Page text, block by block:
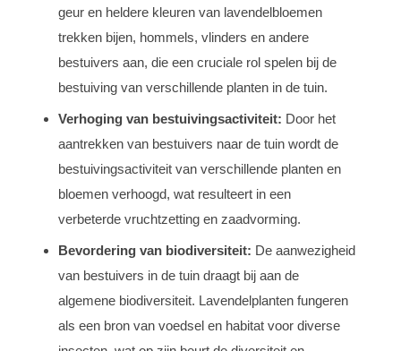
geur en heldere kleuren van lavendelbloemen
trekken bijen, hommels, vlinders en andere
bestuivers aan, die een cruciale rol spelen bij de
bestuiving van verschillende planten in de tuin.
Verhoging van bestuivingsactiviteit: Door het
aantrekken van bestuivers naar de tuin wordt de
bestuivingsactiviteit van verschillende planten en
bloemen verhoogd, wat resulteert in een
verbeterde vruchtzetting en zaadvorming.
Bevordering van biodiversiteit: De aanwezigheid
van bestuivers in de tuin draagt bij aan de
algemene biodiversiteit. Lavendelplanten fungeren
als een bron van voedsel en habitat voor diverse